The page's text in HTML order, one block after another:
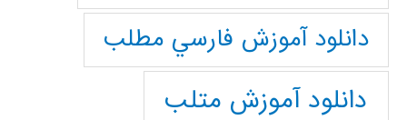
دانلود آموزش فارسي مطلب
دانلود آموزش متلب